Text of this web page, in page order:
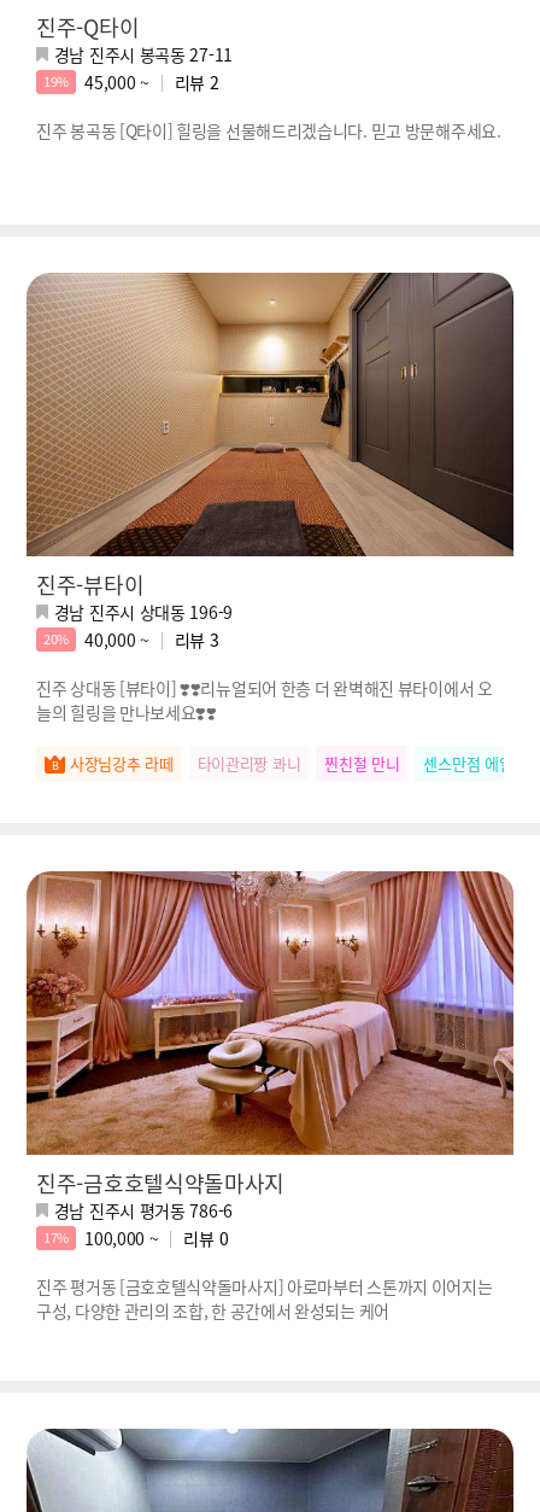
진주-Q타이
경남 진주시 봉곡동 27-11
19% 45,000 ~ 리뷰 2
진주 봉곡동 [Q타이] 힐링을 선물해드리겠습니다. 믿고 방문해주세요.
진주-뷰타이
경남 진주시 상대동 196-9
20% 40,000 ~ 리뷰 3
진주 상대동 [뷰타이] ❣️❣️리뉴얼되어 한층 더 완벽해진 뷰타이에서 오
늘의 힐링을 만나보세요❣️❣️
사장님강추 라떼 타이관리짱 콰니 찐친절 만니 센스만점 에일린
진주-금호호텔식약돌마사지
경남 진주시 평거동 786-6
17% 100,000 ~ 리뷰 0
진주 평거동 [금호호텔식약돌마사지] 아로마부터 스톤까지 이어지는
구성, 다양한 관리의 조합, 한 공간에서 완성되는 케어